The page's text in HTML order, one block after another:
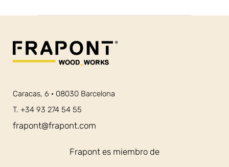
Caracas, 6 · 08030 Barcelona
T. +34 93 274 54 55
frapont@frapont.com
Frapont es miembro de